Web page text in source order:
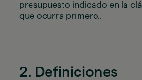
presupuesto indicado en la
que ocurra primero..
2. Definiciones